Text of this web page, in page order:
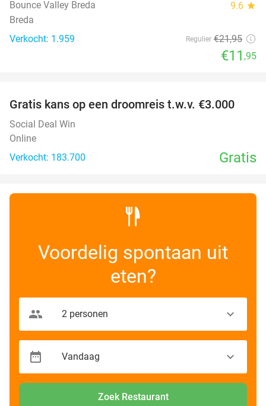
Bounce Valley Breda 9.6 star
Breda
Verkocht: 1.959
Regulier €21,95
€11 ,95
Gratis kans op een droomreis t.w.v. €3.000
Social Deal Win
Online
Verkocht: 183.700
Gratis
Voordelig spontaan uit
eten?
Zoek Restaurant